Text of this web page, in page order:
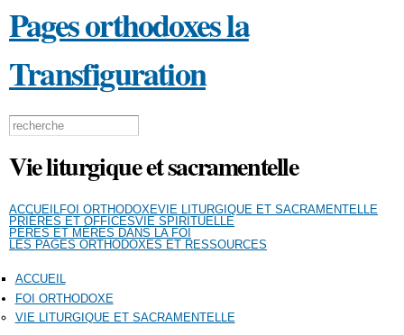
contenu
principal
Pages orthodoxes la
Transfiguration
Formulaire de recherche
Search this site
Vie liturgique et sacramentelle
ACCUEILFOI ORTHODOXEVIE LITURGIQUE ET SACRAMENTELLE
PRIÈRES ET OFFICESVIE SPIRITUELLE
PÈRES ET MÈRES DANS LA FOI
LES PAGES ORTHODOXES ET RESSOURCES
ACCUEIL
FOI ORTHODOXE
VIE LITURGIQUE ET SACRAMENTELLE